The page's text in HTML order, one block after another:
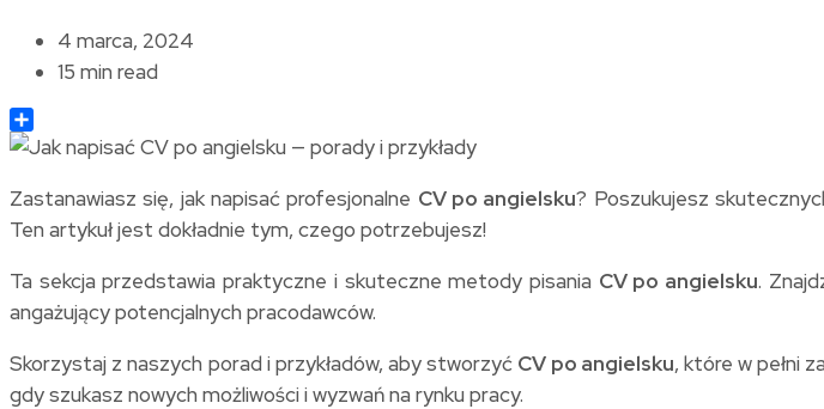
4 marca, 2024
15 min read
Share
Zastanawiasz się, jak napisać profesjonalne CV po angielsku? Poszukujesz
Ten artykuł jest dokładnie tym, czego potrzebujesz!
Ta sekcja przedstawia praktyczne i skuteczne metody pisania CV po angielsku.
angażujący potencjalnych pracodawców.
Skorzystaj z naszych porad i przykładów, aby stworzyć CV po angielsku, które w pełni
gdy szukasz nowych możliwości i wyzwań na rynku pracy.